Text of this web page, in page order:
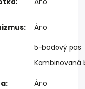
Áno
Áno
5-bodový pás
Kombinovaná
Áno